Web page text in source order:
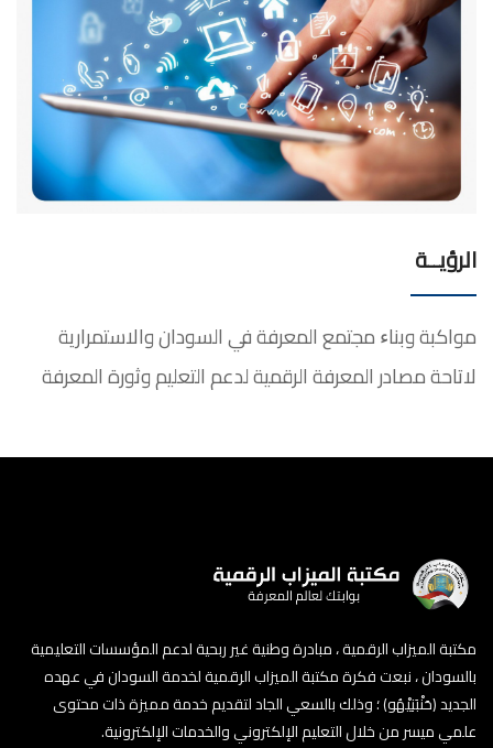
الرؤيــة
مواكبة وﺑﻨﺎﺀ ﻣﺠﺘﻤﻊ المعرفة ﻓﻲ السودان والاستمرارية
لاتاحة مصادر المعرفة الرقمية لدعم التعليم وثورة المعرفة
مكتبة الميزاب الرقمية ، مبادرة وطنية غير ربحية لدعم المؤسسات التعليمية
بالسودان ، نبعت فكرة مكتبة الميزاب الرقمية لخدمة السودان في عهده
الجديد (حَنْبَنِيْهُو) ؛ وذلك بالسعي الجاد لتقديم خدمة مميزة ذات محتوى
علمي ميسر من خلال التعليم الإلكتروني والخدمات الإلكترونية.